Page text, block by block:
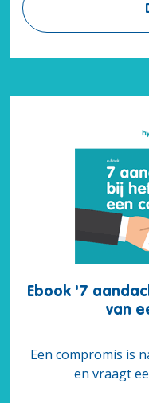
Ebook '7
van
Een compromis is
en vraagt